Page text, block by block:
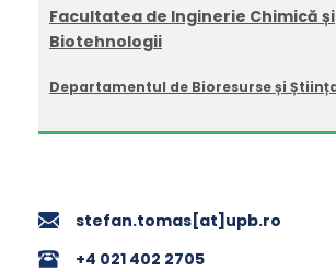
Facultatea de Inginerie Chimică și
Biotehnologii
Departamentul de Bioresurse și
stefan.tomas[at]upb.ro
+4 021 402 2705